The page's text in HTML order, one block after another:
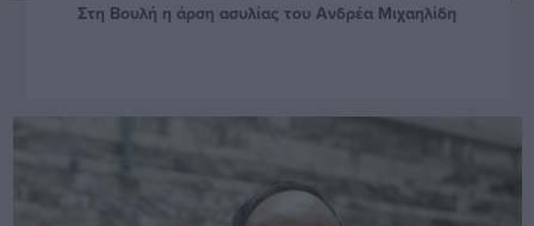
Στη Βουλή η άρση ασυλίας του Ανδρέα Μιχαηλίδη